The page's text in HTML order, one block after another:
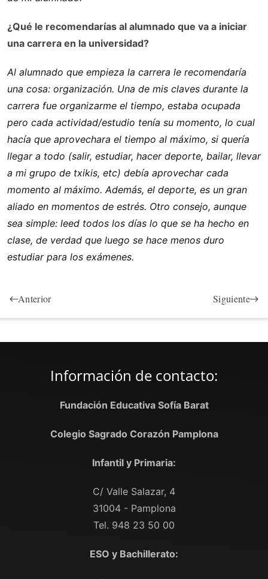
¿Qué le recomendarías al alumnado que va a iniciar
una carrera en la universidad?
Al alumnado que empieza la carrera le recomendaría
una cosa: organización. Una de mis claves durante la
carrera fue organizarme el tiempo, estaba ocupada
pero cada actividad/estudio tenía su momento, lo cual
hacía que aprovechara el tiempo al máximo, si quería
llegar a todo (salir, estudiar, hacer deporte, bailar, llevar
a mi grupo de txikis, etc) debía aprovechar cada
momento al máximo. Además, el deporte, es un gran
aliado en momentos de estrés. Otro consejo, aunque
sea simple: leed todos los días lo que se ha hecho en
clase, de verdad que luego se hace menos duro
estudiar para los exámenes.
Anterior Siguiente
Información de contacto:
Fundación Educativa Sofía Barat
Colegio Sagrado Corazón Pamplona
Infantil y Primaria:
C/ Valle Salazar, 4
31004 - Pamplona
Tel. 948 23 50 00
ESO y Bachillerato: